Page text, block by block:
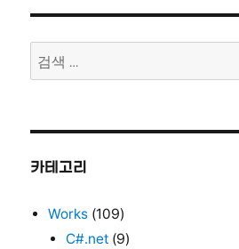
검
색:
카테고리
Works (109)
C#.net (9)